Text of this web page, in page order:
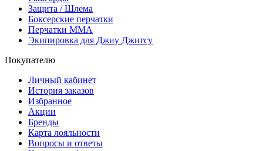
Защита / Шлема
Боксерские перчатки
Перчатки ММА
Экипировка для Джиу Джитсу
Покупателю
Личный кабинет
История заказов
Избранное
Акции
Бренды
Карта лояльности
Вопросы и ответы